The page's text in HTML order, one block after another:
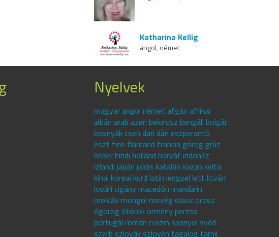
Katharina Kellig
angol, német
Nyelvek
magyar angol német afgán afrikai
albán arab azeri belorusz bengáli bolgár
bosnyák cseh dari dán eszperantó
észt finn flamand francia görög grúz
héber hindi holland horvát indonéz
izlandi japán jiddis katalán kazah kelta
kínai koreai kurd latin lengyel lett litván
lovári cigány macedón mandarin
moldáv mongol norvég olasz orosz
ógörög ótörök örmény perzsa
portugál román ruszin spanyol svéd
szerb szlovák szlovén tagalog tamil